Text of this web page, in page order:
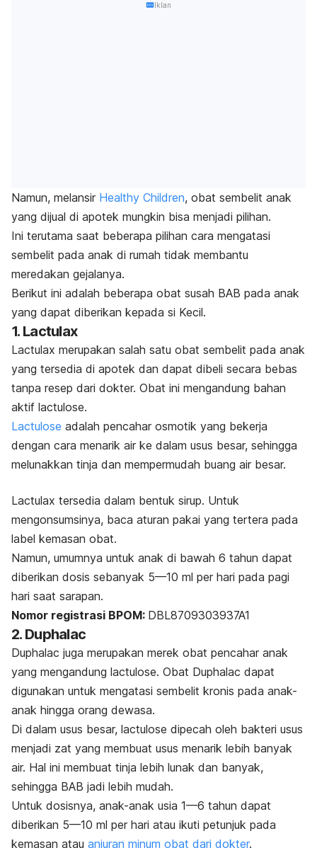
Iklan
Namun, melansir Healthy Children, obat sembelit anak
yang dijual di apotek mungkin bisa menjadi pilihan.
Ini terutama saat beberapa pilihan cara mengatasi
sembelit pada anak di rumah tidak membantu
meredakan gejalanya.
Berikut ini adalah beberapa obat susah BAB pada anak
yang dapat diberikan kepada si Kecil.
1. Lactulax
Lactulax merupakan salah satu obat sembelit pada anak
yang tersedia di apotek dan dapat dibeli secara bebas
tanpa resep dari dokter. Obat ini mengandung bahan
aktif lactulose.
Lactulose adalah pencahar osmotik yang bekerja
dengan cara menarik air ke dalam usus besar, sehingga
melunakkan tinja dan mempermudah buang air besar.
Lactulax tersedia dalam bentuk sirup. Untuk
mengonsumsinya, baca aturan pakai yang tertera pada
label kemasan obat.
Namun, umumnya untuk anak di bawah 6 tahun dapat
diberikan dosis sebanyak 5—10 ml per hari pada pagi
hari saat sarapan.
Nomor registrasi BPOM: DBL8709303937A1
2. Duphalac
Duphalac juga merupakan merek obat pencahar anak
yang mengandung lactulose. Obat Duphalac dapat
digunakan untuk mengatasi sembelit kronis pada anak-
anak hingga orang dewasa.
Di dalam usus besar, lactulose dipecah oleh bakteri usus
menjadi zat yang membuat usus menarik lebih banyak
air. Hal ini membuat tinja lebih lunak dan banyak,
sehingga BAB jadi lebih mudah.
Untuk dosisnya, anak-anak usia 1—6 tahun dapat
diberikan 5—10 ml per hari atau ikuti petunjuk pada
kemasan atau anjuran minum obat dari dokter.